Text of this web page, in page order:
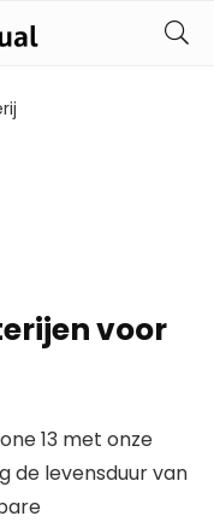
voor
13 met onze
de levensduur van